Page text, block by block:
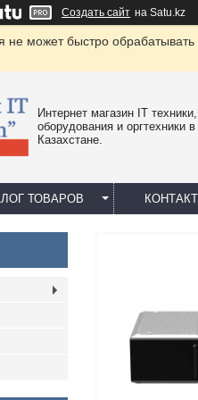
Создать сайт на Satu.kz
не может быстро
Интернет магазин IT
оборудования и оргтехники
Казахстане.
ТОВАРОВ